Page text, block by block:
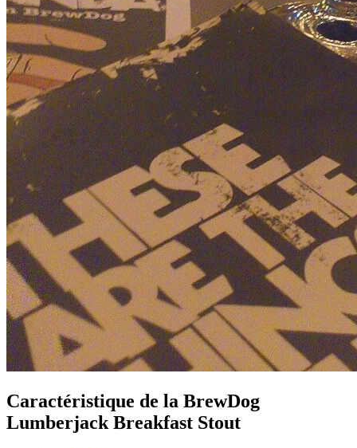
Caractéristique de la BrewDog
Lumberjack Breakfast Stout